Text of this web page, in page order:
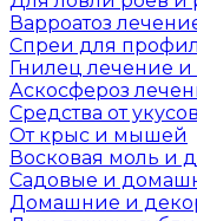
Варроатоз
Спреи для
Гнилец лечение
Аскосфероз
Средства от
От крыс и мышей
Восковая моль и
Садовые и
Домашние и